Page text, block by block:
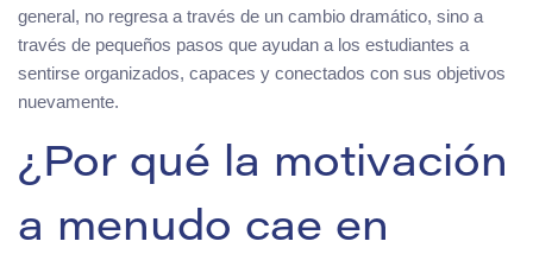
general, no regresa a través de un cambio dramático, sino a
través de pequeños pasos que ayudan a los estudiantes a
sentirse organizados, capaces y conectados con sus objetivos
nuevamente.
¿Por qué la motivación
a menudo cae en